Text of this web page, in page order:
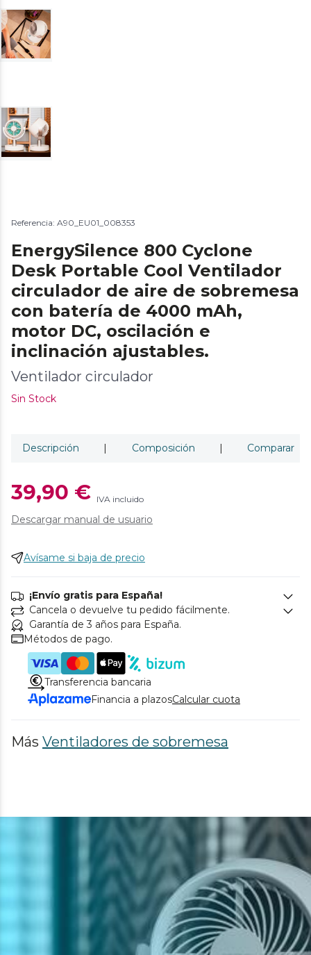
Referencia: A90_EU01_008353
EnergySilence 800 Cyclone
Desk Portable Cool Ventilador
circulador de aire de sobremesa
con batería de 4000 mAh,
motor DC, oscilación e
inclinación ajustables.
Ventilador circulador
Sin Stock
Descripción | Composición | Comparar
39,90 € IVA incluido
Descargar manual de usuario
Avísame si baja de precio
¡Envío gratis para España!
Cancela o devuelve tu pedido fácilmente.
Garantía de 3 años para España.
Métodos de pago.
Transferencia bancaria
Financia a plazosCalcular cuota
Más Ventiladores de sobremesa